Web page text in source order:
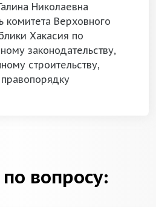
Николаевна
комитета Верховного
Хакасия по
законодательству,
строительству,
вопросу: